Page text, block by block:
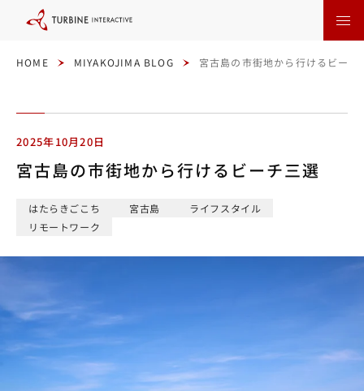
HOME MIYAKOJIMA BLOG 宮古島の市街地から行けるビーチ
2025年10月20日
宮古島の市街地から行けるビーチ三選
はたらきごこち 宮古島
ライフスタイル
リモートワーク